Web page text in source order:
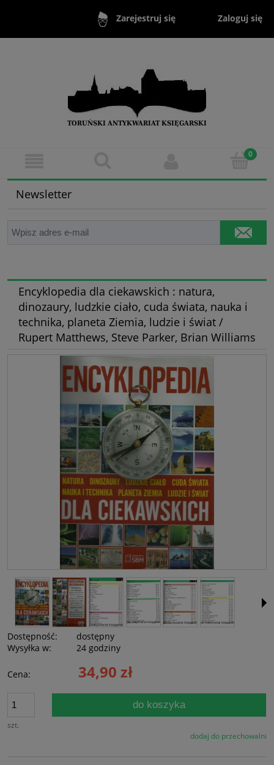
Zarejestruj się Zaloguj się
Newsletter
Encyklopedia dla ciekawskich : natura,
dinozaury, ludzkie ciało, cuda świata, nauka i
technika, planeta Ziemia, ludzie i świat /
Rupert Matthews, Steve Parker, Brian Williams
Dostępność:
dostępny
Wysyłka w:
24 godziny
Cena: 34,90 zł
szt.
do koszyka
dodaj do przechowalni